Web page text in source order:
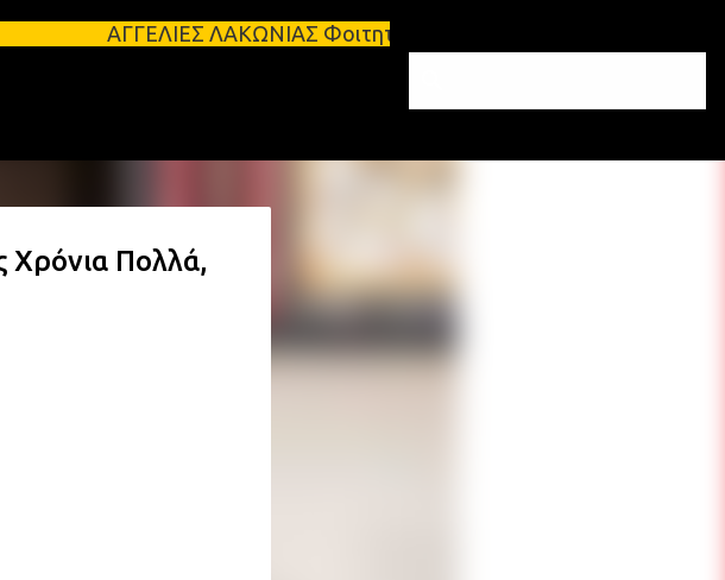
ΛΑΚΩΝΙΑΣ Φοιτητικά σπίτια προς ενοικίαση στη Σπάρτη
Χρόνια Πολλά,